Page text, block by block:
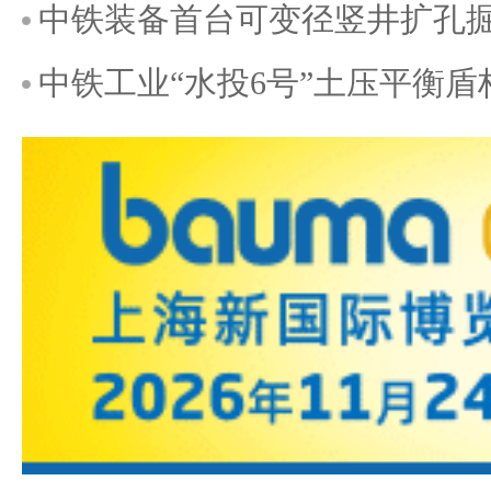
中铁装备首台可变径竖井扩孔
中铁工业“水投6号”土压平衡